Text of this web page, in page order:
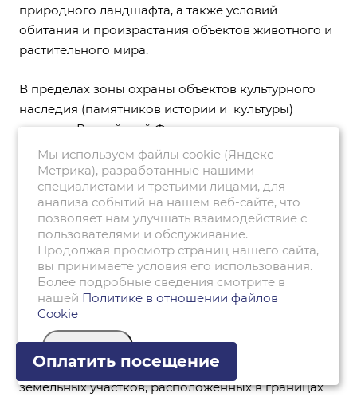
природного ландшафта, а также условий
обитания и произрастания объектов животного и
растительного мира.
В пределах зоны охраны объектов культурного
наследия (памятников истории и культуры)
народов Российской Федерации
осуществление деятельности, необходимой для
сохранения объектов культурного наследия
(памятников истории и культуры) народов
Российской Федерации, по согласованию с
Минприроды России и органом, осуществляющим
федеральный государственный надзор за
состоянием, содержанием, сохранением,
использованием, популяризацией и
государственной охраной объектов культурного
наследия.
Основные виды разрешенного использования
земельных участков, расположенных в границах
Оплатить посещение
Мы используем файлы cookie (Яндекс
Метрика), разработанные нашими
специалистами и третьими лицами, для
анализа событий на нашем веб-сайте, что
позволяет нам улучшать взаимодействие с
пользователями и обслуживание.
Продолжая просмотр страниц нашего сайта,
вы принимаете условия его использования.
Более подробные сведения смотрите в
нашей Политике в отношении файлов
Cookie